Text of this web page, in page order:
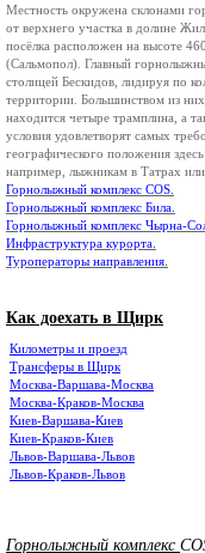
Местность окружена склонами
от верхнего участка в долине
посёлка расположен на высоте
(Сальмопол). Главный
столицей Бескидов, лидируя по
территории. Большинством из
находится четыре трамплина, а
условия удовлетворят самых
географического положения
например, лыжникам в Татрах
Горнолыжный комплекс COS
Горнолыжный комплекс Била.
Горнолыжный комплекс Чырна-
Инфраструктура курорта.
Туроператоры направления.
Как доехать в Щирк
Километры и проезд
Трансферы в Щирк
Москва-Варшава-Москва
Москва-Краков-Москва
Киев-Варшава-Киев
Киев-Краков-Киев
Львов-Варшава-Львов
Львов-Краков-Львов
Горнолыжный комплекс